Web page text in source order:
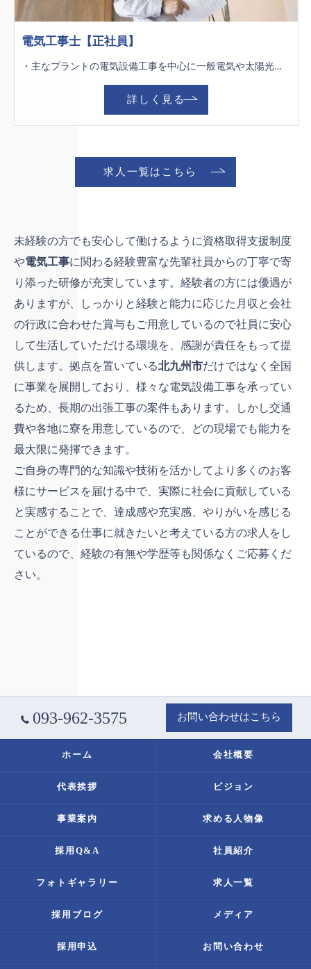
電気工事士【正社員】
・主なプラントの電気設備工事を中心に一般電気や太陽光発電の工事も行ないます。 ＊現場エリア：全国 ＊長期出張あり：1～2ヶ月程度 ＊現場が北九州市内及び近郊の場合は、社用車（普通車、2tトラック等）を使用します。
詳しく見る
求人一覧はこちら
未経験の方でも安心して働けるように資格取得支援制度
や電気工事に関わる経験豊富な先輩社員からの丁寧で寄
り添った研修が充実しています。経験者の方には優遇が
ありますが、しっかりと経験と能力に応じた月収と会社
の行政に合わせた賞与もご用意しているので社員に安心
して生活していただける環境を、感謝が責任をもって提
供します。拠点を置いている北九州市だけではなく全国
に事業を展開しており、様々な電気設備工事を承ってい
るため、長期の出張工事の案件もあります。しかし交通
費や各地に寮を用意しているので、どの現場でも能力を
最大限に発揮できます。
ご自身の専門的な知識や技術を活かしてより多くのお客
様にサービスを届ける中で、実際に社会に貢献している
と実感することで、達成感や充実感、やりがいを感じる
ことができる仕事に就きたいと考えている方の求人をし
ているので、経験の有無や学歴等も関係なくご応募くだ
さい。
093-962-3575 お問い合わせはこちら
ホーム 会社概要
代表挨拶 ビジョン
事業案内 求める人物像
採用Q&A 社員紹介
フォトギャラリー 求人一覧
採用ブログ メディア
採用申込 お問い合わせ